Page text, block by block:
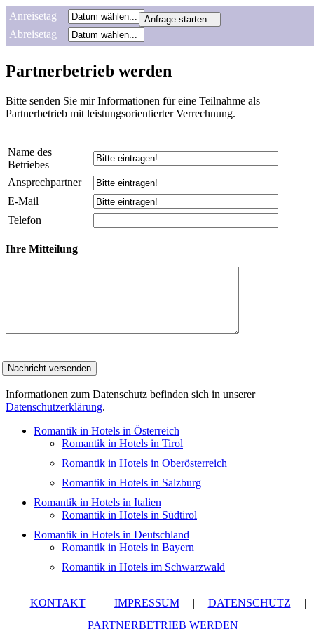
Anreisetag
Abreisetag
Partnerbetrieb werden
Bitte senden Sie mir Informationen für eine Teilnahme als
Partnerbetrieb mit leistungsorientierter Verrechnung.
Name des
Betriebes
Ansprechpartner
E-Mail
Telefon
Ihre Mitteilung
Informationen zum Datenschutz befinden sich in unserer
Datenschutzerklärung.
Romantik in Hotels in Österreich
Romantik in Hotels in Tirol
Romantik in Hotels in Oberösterreich
Romantik in Hotels in Salzburg
Romantik in Hotels in Italien
Romantik in Hotels in Südtirol
Romantik in Hotels in Deutschland
Romantik in Hotels in Bayern
Romantik in Hotels im Schwarzwald
KONTAKT | IMPRESSUM | DATENSCHUTZ
|
PARTNERBETRIEB WERDEN